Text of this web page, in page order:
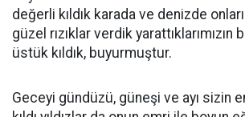
değerli kıldık karada ve denizde onları
güzel rızıklar verdik
üstük kıldık, buyurmuştur.
Geceyi gündüzü, güneşi ve ayı sizin